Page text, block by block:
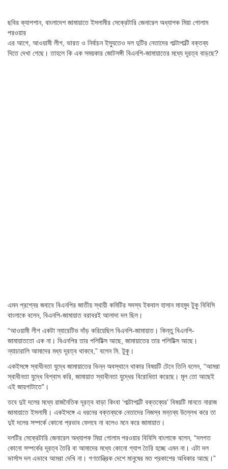
ছবির ক্যাপশান, বাংলাদেশ জামায়াতে ইসলামীর সেক্রেটারি জেনারেল অধ্যাপক মিয়া গোলাম
পরওয়ার
এর আগে, আওয়ামী লীগ, ভারত ও নির্বাচন ইস্যুতেও দল দুটির নেতাদের পাল্টাপাল্টি বক্তব্য
দিতে দেখা গেছে। তাহলে কি এক সময়কার জোটসঙ্গী বিএনপি-জামায়াতের মধ্যে দূরত্ব বাড়ছে?
এমন প্রশ্নের জবাবে বিএনপির জাতীয় স্থায়ী কমিটির সদস্য ইকবাল হাসান মাহমুদ টুকু বিবিসি
বাংলাকে বলেন, বিএনপি-জামায়াত বরাবরই আলাদা দল ছিল।
“আওয়ামী লীগ একটা ন্যারেটিভ দাঁড় করিয়েছিল বিএনপি-জামায়াত। কিন্তু বিএনপি-
জামায়াততো এক না। বিএনপির তার পলিটিক্স আছে, জামায়াতের তার পলিটিক্স আছে।
ন্যাচারালি আমাদের মধ্য দূরত্ব থাকবে,” বলেন মি. টুকু।
একইসঙ্গে স্বাধীনতা যুদ্ধে জামায়াতের ভিন্ন অবস্থানে থাকার বিষয়টি টেনে তিনি বলেন, “আমরা
স্বাধীনতা যুদ্ধে বিশ্বাস করি, জামায়াত স্বাধীনতা যুদ্ধের বিরোধিতা করেছে। মূল তো আছেই
এই জায়গাটাতে”।
তবে দুই দলের মধ্যে রাজনৈতিক দূরত্ব বাড়া কিংবা ‘পাল্টাপাল্টি বক্তব্যের’ বিষয়টি মানতে নারাজ
জামায়াতে ইসলামী। একইসঙ্গে এ ধরনের বক্তব্যকে নেতাদের নিজস্ব মন্তব্য উল্লেখ করে তা
দুই দলের সম্পর্কে কোনো প্রভাব ফেলবে না বলেও মনে করে জামায়াত।
দলটির সেক্রেটারি জেনারেল অধ্যাপক মিয়া গোলাম পরওয়ার বিবিসি বাংলাকে বলেন, “দলগত
কোনো সম্পর্কের দূরত্ব তৈরি বা আমাদের মধ্যে কোনো গ্যাপ তৈরি হচ্ছে এমন না। এটা দল
ভার্সাস দল এভাবে আমরা দেখি না। গণতান্ত্রিক দেশে মানুষের মত প্রকাশের অধিকার আছে।”